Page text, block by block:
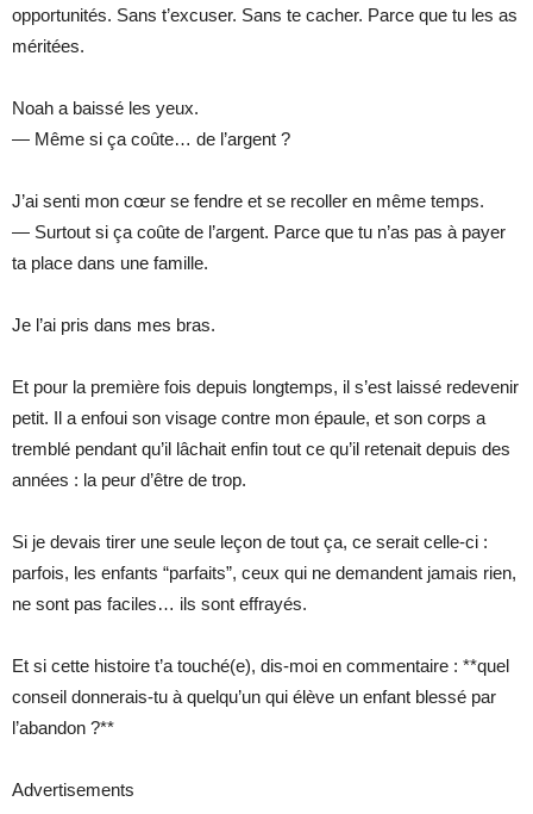
opportunités. Sans t’excuser. Sans te cacher. Parce que tu les as
méritées.
Noah a baissé les yeux.
— Même si ça coûte… de l’argent ?
J’ai senti mon cœur se fendre et se recoller en même temps.
— Surtout si ça coûte de l’argent. Parce que tu n’as pas à payer
ta place dans une famille.
Je l’ai pris dans mes bras.
Et pour la première fois depuis longtemps, il s’est laissé redevenir
petit. Il a enfoui son visage contre mon épaule, et son corps a
tremblé pendant qu’il lâchait enfin tout ce qu’il retenait depuis des
années : la peur d’être de trop.
Si je devais tirer une seule leçon de tout ça, ce serait celle-ci :
parfois, les enfants “parfaits”, ceux qui ne demandent jamais rien,
ne sont pas faciles… ils sont effrayés.
Et si cette histoire t’a touché(e), dis-moi en commentaire : **quel
conseil donnerais-tu à quelqu’un qui élève un enfant blessé par
l’abandon ?**
Advertisements